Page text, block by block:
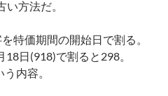
方法だ。
特価期間の開始日で割る。
日(918)で割ると298。
内容。